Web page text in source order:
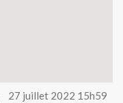
27 juillet 2022 15h59